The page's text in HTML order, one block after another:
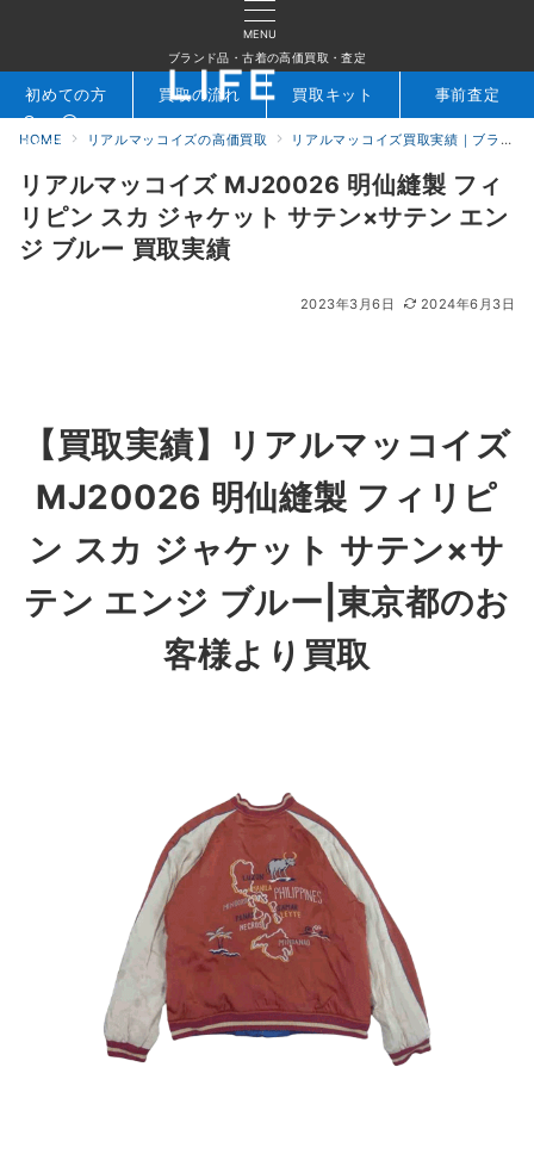
MENU
ブランド品・古着の高価買取・査定
検索 お問合せ
初めての方 買取の流れ 買取キット 事前査定
HOME リアルマッコイズの高価買取 リアルマッコイズ買取実績｜ブランド古着専門店LIFE
リアルマッコイズ MJ20026 明仙縫製 フィ
リピン スカ ジャケット サテン×サテン エン
ジ ブルー 買取実績
2023年3月6日 2024年6月3日
【買取実績】リアルマッコイズ
MJ20026 明仙縫製 フィリピ
ン スカ ジャケット サテン×サ
テン エンジ ブルー|東京都のお
客様より買取